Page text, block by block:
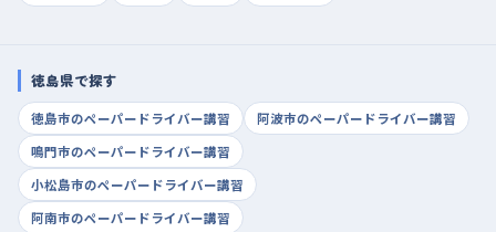
徳島県で探す
徳島市のペーパードライバー講習
阿波市のペーパードライバー講習
鳴門市のペーパードライバー講習
小松島市のペーパードライバー講習
阿南市のペーパードライバー講習